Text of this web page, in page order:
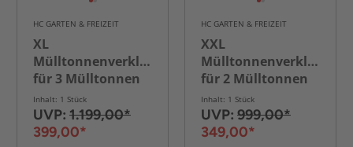
HC GARTEN & FREIZEIT
XL
Mülltonnenverkleidung
für 3 Mülltonnen
in Holzoptik, ca.
405 x 120 x 5 cm -
Inhalt: 1 Stück
UVP: 1.199,00*
399,00*
HC GARTEN & FREIZEIT
XXL
Mülltonnenverkleidung
für 2 Mülltonnen
aus Edelstahl, ca.
325 x 150 x 5 cm -
Inhalt: 1 Stück
UVP: 999,00*
349,00*